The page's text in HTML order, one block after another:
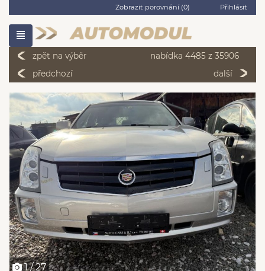
Zobrazit porovnání (0) Přihlásit
zpět na výběr
nabídka 4485 z 35906
předchozí
další
1 / 27